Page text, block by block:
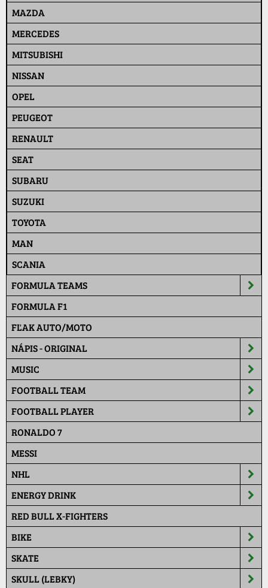
MAZDA
MERCEDES
MITSUBISHI
NISSAN
OPEL
PEUGEOT
RENAULT
SEAT
SUBARU
SUZUKI
TOYOTA
MAN
SCANIA
FORMULA TEAMS
FORMULA F1
FĽAK AUTO/MOTO
NÁPIS - ORIGINAL
MUSIC
FOOTBALL TEAM
FOOTBALL PLAYER
RONALDO 7
MESSI
NHL
ENERGY DRINK
RED BULL X-FIGHTERS
BIKE
SKATE
SKULL (LEBKY)